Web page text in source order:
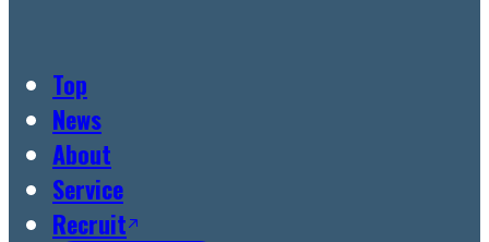
Top
News
About
Service
Recruit